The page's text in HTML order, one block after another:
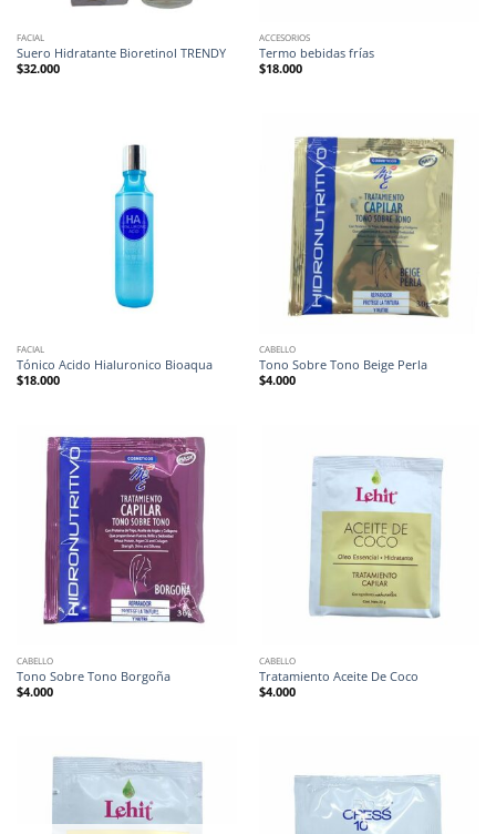
FACIAL
Suero Hidratante Bioretinol TRENDY
$32.000
ACCESORIOS
Termo bebidas frías
$18.000
FACIAL
Tónico Acido Hialuronico Bioaqua
$18.000
CABELLO
Tono Sobre Tono Beige Perla
$4.000
CABELLO
Tono Sobre Tono Borgoña
$4.000
CABELLO
Tratamiento Aceite De Coco
$4.000